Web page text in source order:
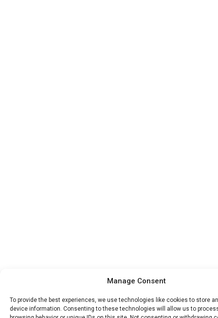
Manage Consent
To provide the best experiences, we use technologies like cookies to store
device information. Consenting to these technologies will allow us to